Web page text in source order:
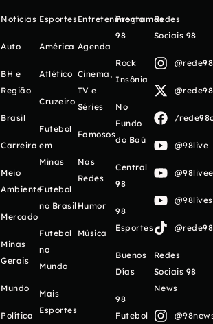
Notícias
Auto
BH e
Região
Brasil
Carreira
Meio
Ambiente
Mercado
Minas
Gerais
Mundo
Política
Esportes
América
Atlético
Cruzeiro
Futebol
em
Minas
Futebol
no Brasil
Futebol
no
Mundo
Mais
Esportes
Entretenimento
Agenda
Cinema,
TV e
Séries
Famosos
Nas
Redes
Humor
Música
Programas
98
Rock
Insônia
No
Fundo
do Baú
Central
98
98
Esportes
Buenos
Días
98
Futebol
Redes
Sociais 98
/
@98live
Redes
Sociais 98
News